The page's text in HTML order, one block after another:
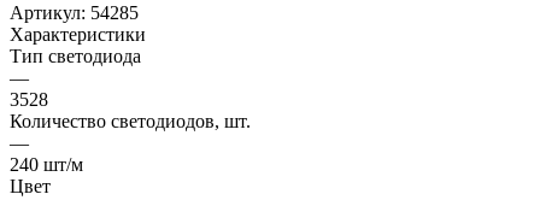
Артикул: 54285
Характеристики
Тип светодиода
—
3528
Количество светодиодов, шт.
—
240 шт/м
Цвет